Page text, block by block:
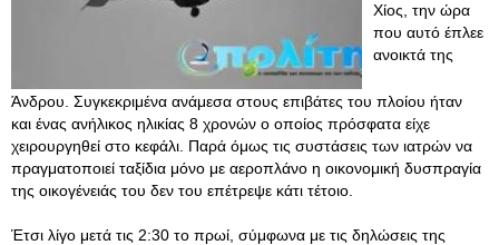
Χίος, την ώρα
που αυτό έπλεε
ανοικτά της
Άνδρου. Συγκεκριμένα ανάμεσα στους επιβάτες του πλοίου ήταν
και ένας ανήλικος ηλικίας 8 χρονών ο οποίος πρόσφατα είχε
χειρουργηθεί στο κεφάλι. Παρά όμως τις συστάσεις των ιατρών να
πραγματοποιεί ταξίδια μόνο με αεροπλάνο η οικονομική δυσπραγία
της οικογένειάς του δεν του επέτρεψε κάτι τέτοιο.
Έτσι λίγο μετά τις 2:30 το πρωί, σύμφωνα με τις δηλώσεις της